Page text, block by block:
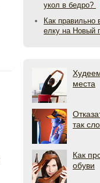
укол в бедро?
Как правильно
елку на Новый
места
так
Как
обуви